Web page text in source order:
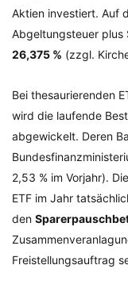
Aktien investiert. Auf
Abgeltungsteuer plus
26,375 % (zzgl.
Bei thesaurierenden
wird die laufende
abgewickelt. Deren
2,53 % im Vorjahr).
ETF im Jahr
den
Freistellungsauftrag